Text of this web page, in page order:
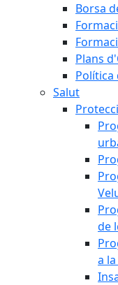
Borsa
Plans
Política
Salut
de
a